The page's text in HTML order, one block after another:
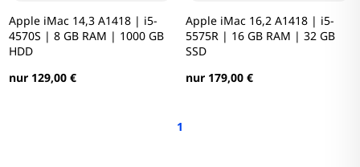
Apple iMac 14,3 A1418 | i5-
4570S | 8 GB RAM | 1000 GB
HDD
nur 129,00 €
Apple iMac 16,2 A1418 | i5-
5575R | 16 GB RAM | 32 GB
SSD
nur 179,00 €
1